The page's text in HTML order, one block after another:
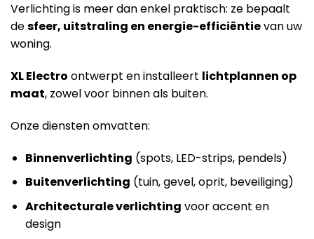
Verlichting is meer dan enkel praktisch: ze bepaalt
desfeer, uitstraling en energie-efficiëntievan uw
woning.
XL Electro ontwerpt en installeert lichtplannen op
maat, zowel voor binnen als buiten.
Onze diensten omvatten:
Binnenverlichting (spots, LED-strips, pendels)
Buitenverlichting (tuin, gevel, oprit, beveiliging)
Architecturale verlichting voor accent en
design